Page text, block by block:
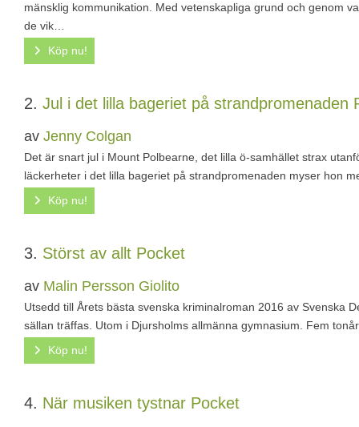
mänsklig kommunikation. Med vetenskapliga grund och genom
de vik…
Köp nu!
2. Jul i det lilla bageriet på strandpromenaden
av Jenny Colgan
Det är snart jul i Mount Polbearne, det lilla ö-samhället strax
läckerheter i det lilla bageriet på strandpromenaden myser hon
Köp nu!
3. Störst av allt Pocket
av Malin Persson Giolito
Utsedd till Årets bästa svenska kriminalroman 2016 av Svenska
sällan träffas. Utom i Djursholms allmänna gymnasium. Fem
Köp nu!
4. När musiken tystnar Pocket